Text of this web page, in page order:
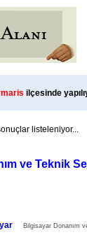
ilçesinde
listeleniyor...
ve Teknik
Bilgisayar Donanım